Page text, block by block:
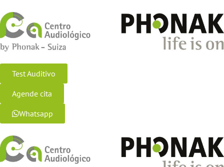
Test Auditivo
Agende cita
Whatsapp